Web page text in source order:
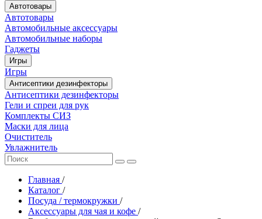
Автотовары
Автотовары
Автомобильные аксессуары
Автомобильные наборы
Гаджеты
Игры
Игры
Антисептики дезинфекторы
Антисептики дезинфекторы
Гели и спреи для рук
Комплекты СИЗ
Маски для лица
Очиститель
Увлажнитель
Главная /
Каталог /
Посуда / термокружки /
Аксессуары для чая и кофе /